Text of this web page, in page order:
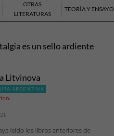
OTRAS
LITERATURAS
TEORÍA Y ENSAYO
es un sello ardiente
Litvinova
ARGENTINA
leído los libros anteriores de